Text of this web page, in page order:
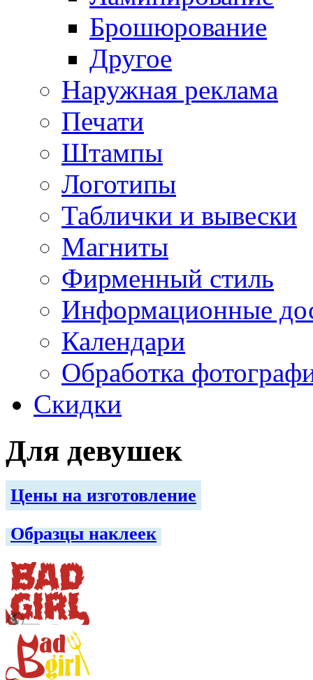
Брошюрование
Другое
Наружная реклама
Печати
Штампы
Логотипы
Таблички и вывески
Магниты
Фирменный стиль
Информационные
Календари
Обработка
Скидки
Для девушек
Цены на изготовление
Образцы наклеек